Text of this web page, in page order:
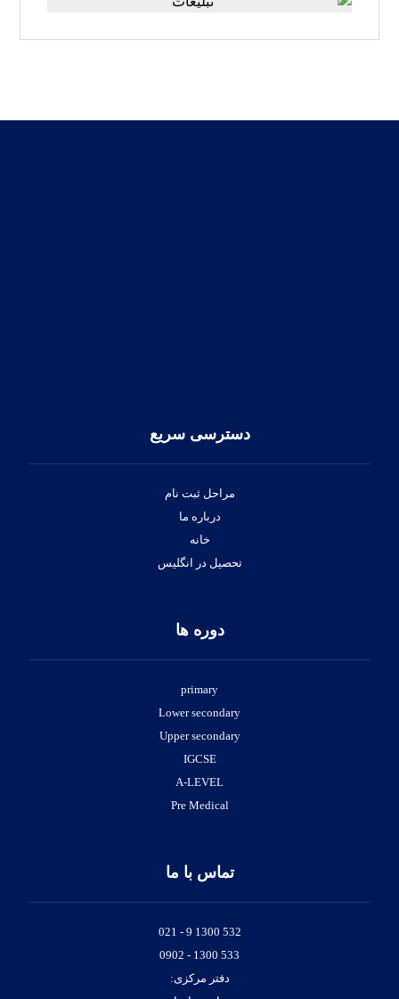
دسترسی سریع
مراحل ثبت نام
درباره ما
خانه
تحصیل در انگلیس
دوره ها
primary
Lower secondary
Upper secondary
IGCSE
A-LEVEL
Pre Medical
تماس با ما
532 1300 9 - 021
533 1300 - 0902
دفتر مرکزی: